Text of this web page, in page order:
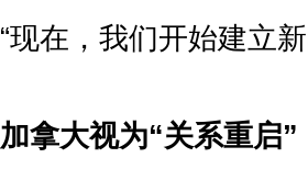
“现在，我们开始建立
加拿大视为“关系重启